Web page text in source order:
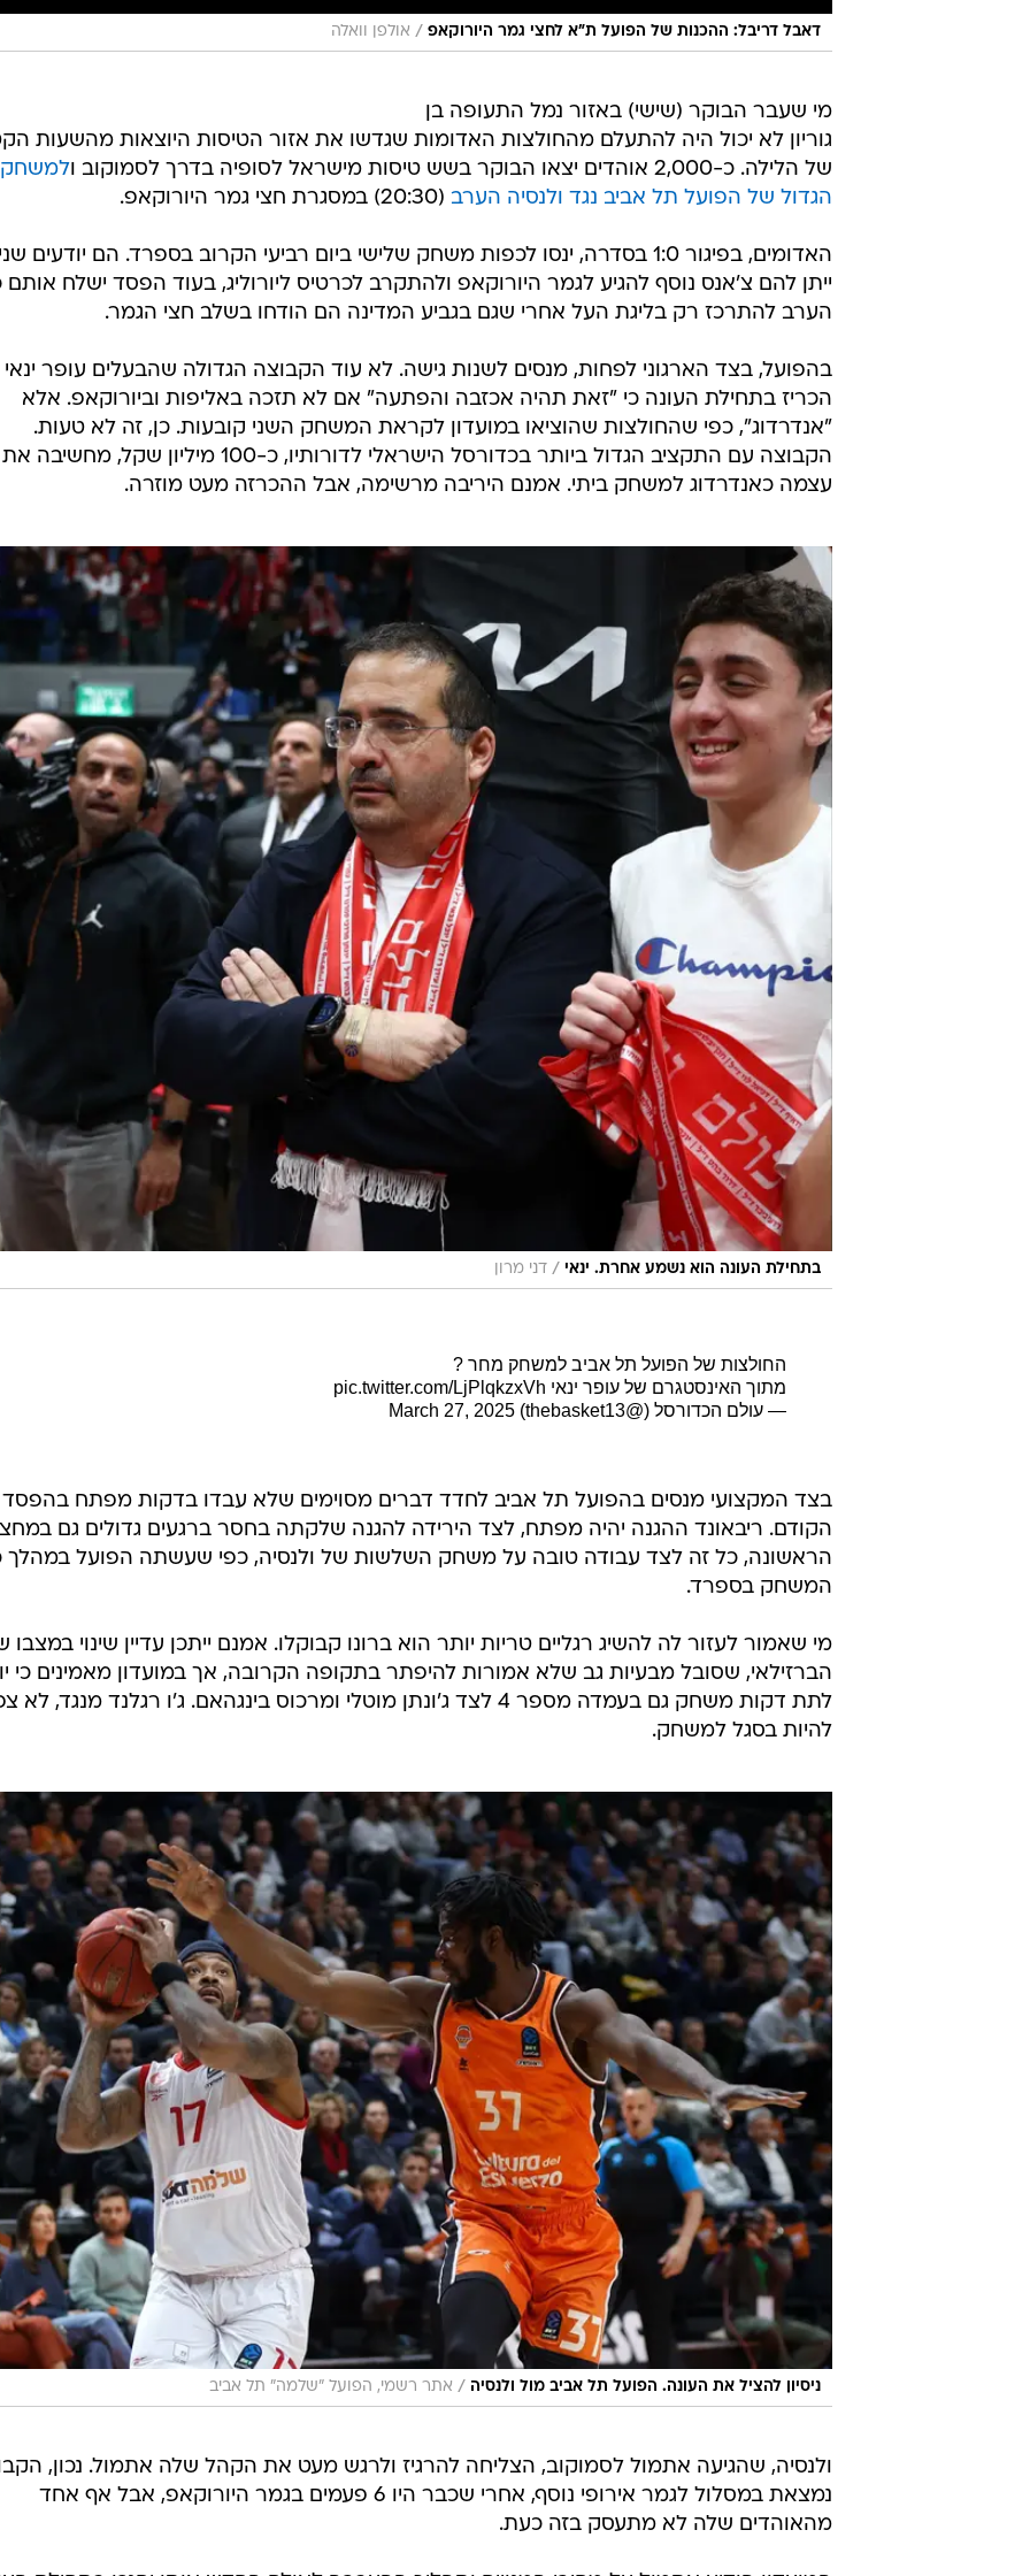
דאבל דריבל: ההכנות של הפועל ת"א לחצי גמר היורוקאפ / אולפן וואלה
מי שעבר הבוקר (שישי) באזור נמל התעופה בן
גוריון לא יכול היה להתעלם מהחולצות האדומות שגדשו את אזור הטיסות היוצאות מהשעות
של הלילה. כ-2,000 אוהדים יצאו הבוקר בשש טיסות מישראל לסופיה בדרך לסמוקוב ו
למשחק
הגדול של הפועל תל אביב נגד ולנסיה הערב (20:30) במסגרת חצי גמר היורוקאפ.
האדומים, בפיגור 1:0 בסדרה, ינסו לכפות משחק שלישי ביום רביעי הקרוב בספרד. הם יודעים
ייתן להם צ'אנס נוסף להגיע לגמר היורוקאפ ולהתקרב לכרטיס ליורוליג, בעוד הפסד ישלח
הערב להתרכז רק בליגת העל אחרי שגם בגביע המדינה הם הודחו בשלב חצי הגמר.
בהפועל, בצד הארגוני לפחות, מנסים לשנות גישה. לא עוד הקבוצה הגדולה שהבעלים עופר ינאי
הכריז בתחילת העונה כי "זאת תהיה אכזבה והפתעה" אם לא תזכה באליפות וביורוקאפ. אלא
"אנדרדוג", כפי שהחולצות שהוציאו במועדון לקראת המשחק השני קובעות. כן, זה לא טעות.
הקבוצה עם התקציב הגדול ביותר בכדורסל הישראלי לדורותיו, כ-100 מיליון שקל, מחשיבה את
עצמה כאנדרדוג למשחק ביתי. אמנם היריבה מרשימה, אבל ההכרזה מעט מוזרה.
בתחילת העונה הוא נשמע אחרת. ינאי / דני מרון
החולצות של הפועל תל אביב למשחק מחר ?
מתוך האינסטגרם של עופר ינאי pic.twitter.com/LjPlqkzxVh
— עולם הכדורסל (@thebasket13)
March 27, 2025
בצד המקצועי מנסים בהפועל תל אביב לחדד דברים מסוימים שלא עבדו בדקות מפתח בהפסד
הקודם. ריבאונד ההגנה יהיה מפתח, לצד הירידה להגנה שלקתה בחסר ברגעים גדולים גם
הראשונה, כל זה לצד עבודה טובה על משחק השלשות של ולנסיה, כפי שעשתה הפועל במהלך
המשחק בספרד.
מי שאמור לעזור לה להשיג רגליים טריות יותר הוא ברונו קבוקלו. אמנם ייתכן עדיין שינוי במצבו
הברזילאי, שסובל מבעיות גב שלא אמורות להיפתר בתקופה הקרובה, אך במועדון מאמינים כי
לתת דקות משחק גם בעמדה מספר 4 לצד ג'ונתן מוטלי ומרכוס בינגהאם. ג'ו רגלנד מנגד, לא
להיות בסגל למשחק.
ניסיון להציל את העונה. הפועל תל אביב מול ולנסיה / אתר רשמי, הפועל "שלמה" תל אביב
ולנסיה, שהגיעה אתמול לסמוקוב, הצליחה להרגיז ולרגש מעט את הקהל שלה אתמול. נכון,
נמצאת במסלול לגמר אירופי נוסף, אחרי שכבר היו 6 פעמים בגמר היורוקאפ, אבל אף אחד
מהאוהדים שלה לא מתעסק בזה כעת.